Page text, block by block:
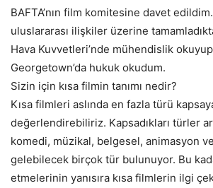
BAFTA’nın film komitesine davet
uluslararası ilişkiler üzerine
Hava Kuvvetleri’nde mühendislik
Georgetown’da hukuk okudum.
Sizin için kısa filmin tanımı nedir?
Kısa filmleri aslında en fazla türü
değerlendirebiliriz. Kapsadıkları türler
komedi, müzikal, belgesel, animasyon ve
gelebilecek birçok tür bulunuyor. Bu
etmelerinin yanısıra kısa filmlerin ilgi